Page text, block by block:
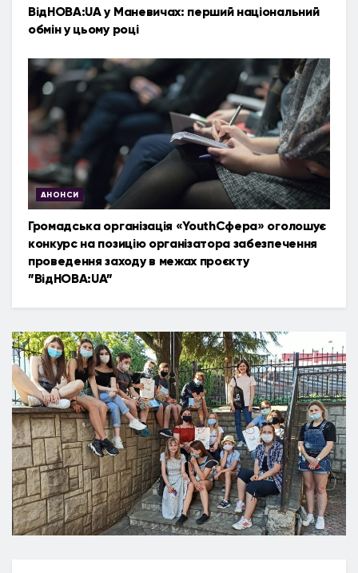
ВідНОВА:UA у Маневичах: перший національний
обмін у цьому році
АНОНСИ
Громадська організація «YouthСфера» оголошує
конкурс на позицію організатора забезпечення
проведення заходу в межах проєкту
”ВідНОВА:UA”